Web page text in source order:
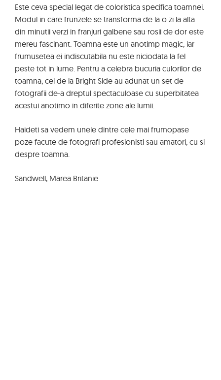
Este ceva special legat de coloristica specifica toamnei.
Modul in care frunzele se transforma de la o zi la alta
din minutii verzi in franjuri galbene sau rosii de dor este
mereu fascinant. Toamna este un anotimp magic, iar
frumusetea ei indiscutabila nu este niciodata la fel
peste tot in lume. Pentru a celebra bucuria culorilor de
toamna, cei de la Bright Side au adunat un set de
fotografii de-a dreptul spectaculoase cu superbitatea
acestui anotimo in diferite zone ale lumii.
Haideti sa vedem unele dintre cele mai frumopase
poze facute de fotografi profesionisti sau amatori, cu si
despre toamna.
Sandwell, Marea Britanie